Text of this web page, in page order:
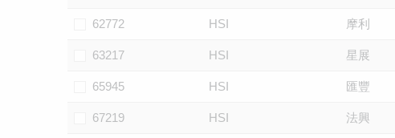
62772 HSI 摩利
63217 HSI 星展
65945 HSI 匯豐
67219 HSI 法興